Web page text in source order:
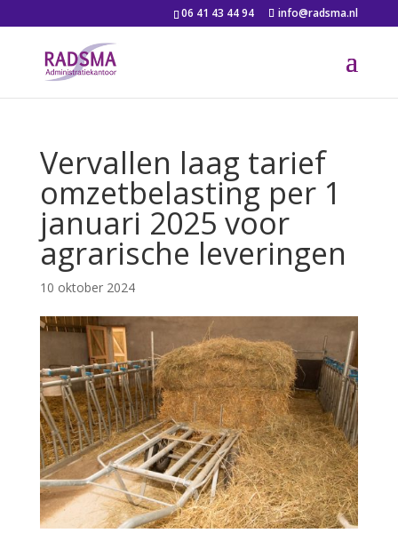
06 41 43 44 94 info@radsma.nl
Vervallen laag tarief
omzetbelasting per 1
januari 2025 voor
agrarische leveringen
10 oktober 2024